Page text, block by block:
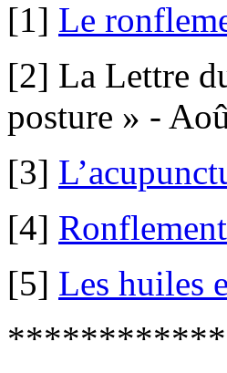
[1] Le
[2] La Lettre
posture » -
[3]
[4]
[5] Les huiles